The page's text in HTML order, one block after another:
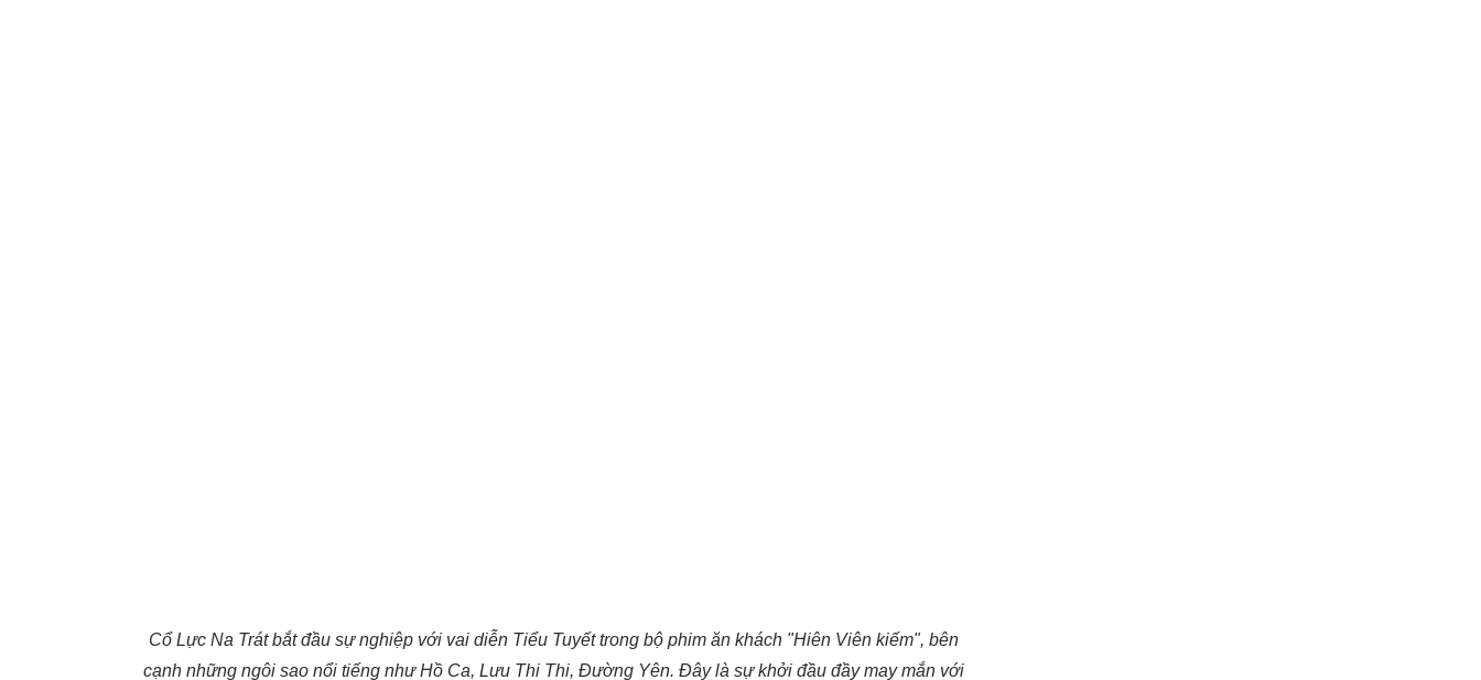
Cổ Lực Na Trát bắt đầu sự nghiệp với vai diễn Tiểu Tuyết trong bộ phim ăn khách "Hiên Viên kiếm", bên
cạnh những ngôi sao nổi tiếng như Hồ Ca, Lưu Thi Thi, Đường Yên. Đây là sự khởi đầu đầy may mắn với